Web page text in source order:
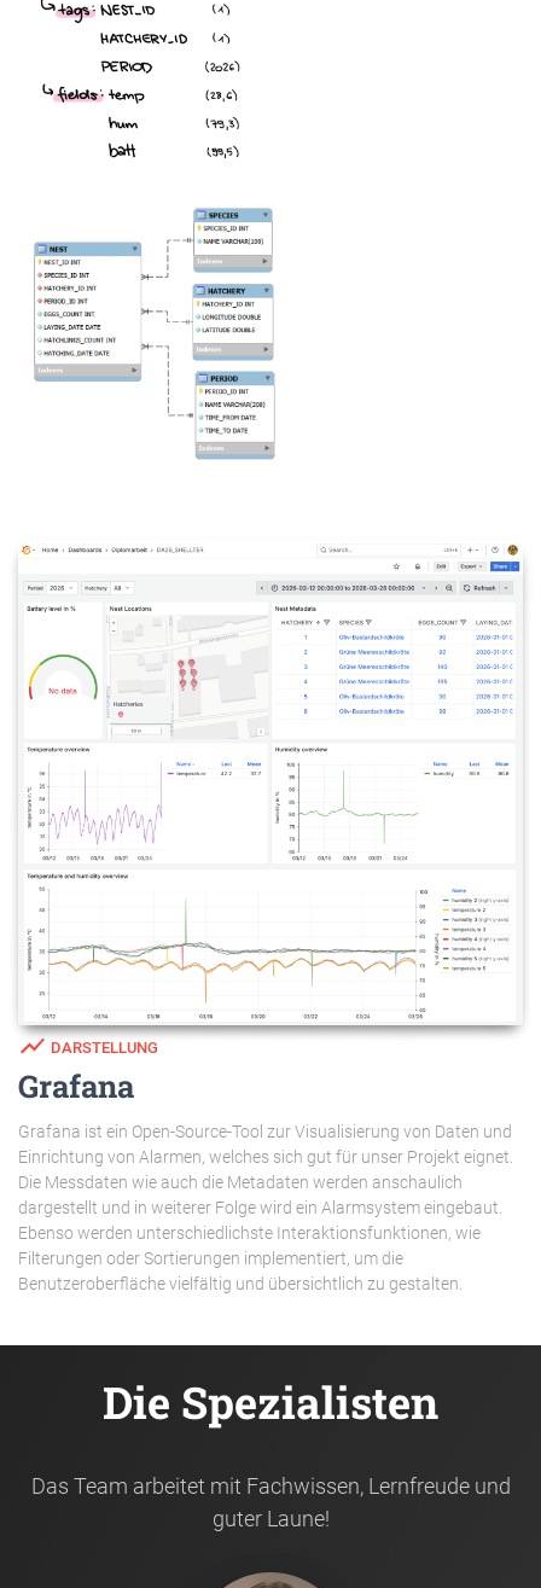
show_chart DARSTELLUNG
Grafana
Grafana ist ein Open-Source-Tool zur Visualisierung von Daten und
Einrichtung von Alarmen, welches sich gut für unser Projekt eignet.
Die Messdaten wie auch die Metadaten werden anschaulich
dargestellt und in weiterer Folge wird ein Alarmsystem eingebaut.
Ebenso werden unterschiedlichste Interaktionsfunktionen, wie
Filterungen oder Sortierungen implementiert, um die
Benutzeroberfläche vielfältig und übersichtlich zu gestalten.
Die Spezialisten
Das Team arbeitet mit Fachwissen, Lernfreude und
guter Laune!